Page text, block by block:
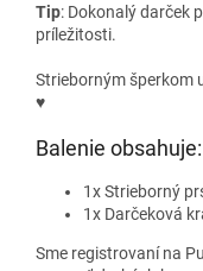
Tip: Dokonalý darček
príležitosti.
Strieborným šperkom
♥
Balenie obsahuje:
1x Strieborný
1x Darčeková
Sme registrovaní na